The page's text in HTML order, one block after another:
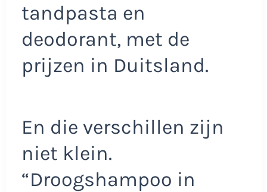
tandpasta en
deodorant, met de
prijzen in Duitsland.
En die verschillen zijn
niet klein.
“Droogshampoo in